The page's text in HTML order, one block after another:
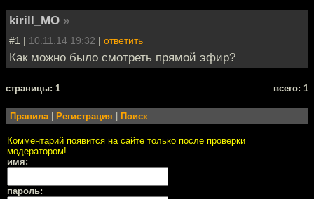
kirill_MO »
#1 | 10.11.14 19:32 | ответить
Как можно было смотреть прямой эфир?
cтраницы: 1 всего: 1
Правила| Регистрация Поиск
Комментарий появится на сайте только после проверки
модератором!
имя:
пароль: